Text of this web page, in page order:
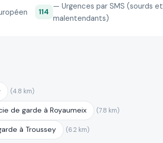
114
— Urgences par SMS (sourds et
malentendants)
(4.8 km)
de garde à Royaumeix (7.8 km)
à Troussey (6.2 km)